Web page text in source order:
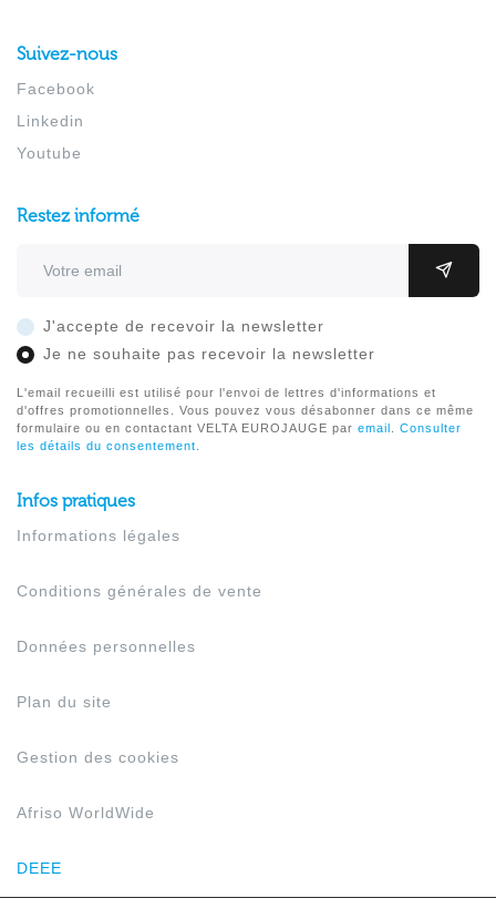
Suivez-nous
Facebook
Linkedin
Youtube
Restez informé
J'accepte de recevoir la newsletter
Je ne souhaite pas recevoir la newsletter
L'email recueilli est utilisé pour l'envoi de lettres d'informations et
d'offres promotionnelles. Vous pouvez vous désabonner dans ce même
formulaire ou en contactant VELTA EUROJAUGE par email . Consulter
les détails du consentement.
Infos pratiques
Informations légales
Conditions générales de vente
Données personnelles
Plan du site
Gestion des cookies
Afriso WorldWide
DEEE